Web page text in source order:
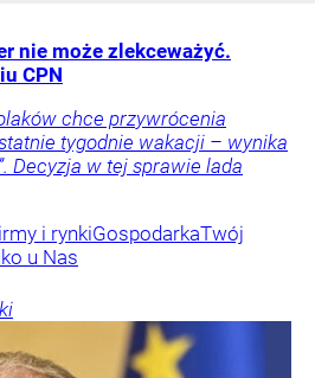
nie może zlekceważyć.
CPN
chce przywrócenia
tygodnie wakacji – wynika
Decyzja w tej sprawie lada
i rynkiGospodarkaTwój
u Nas